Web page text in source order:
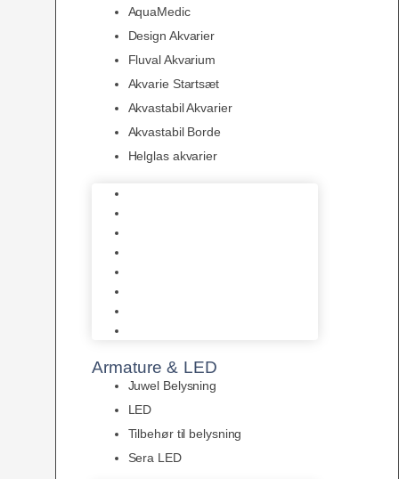
AquaMedic
Design Akvarier
Fluval Akvarium
Akvarie Startsæt
Akvastabil Akvarier
Akvastabil Borde
Helglas akvarier
Armature & LED
Juwel Belysning
LED
Tilbehør til belysning
Sera LED